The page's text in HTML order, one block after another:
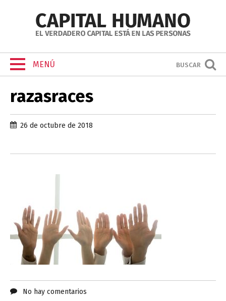
MENÚ BUSCAR
razasraces
26 de octubre de 2018
No hay comentarios